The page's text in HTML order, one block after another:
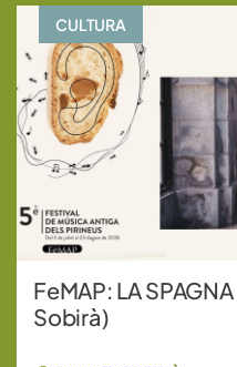
CULTURA
FeMAP: LA
Sobirà)